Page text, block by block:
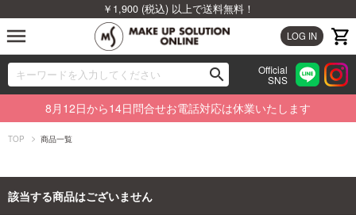
￥1,900 (税込) 以上で送料無料！
LOG IN
menu
search
00
Official
SNS
ブランドから探す
カテゴリから探す
8月12日から14日問合せお電話対応は休業いたします
TOP 商品一覧
該当する商品はございません